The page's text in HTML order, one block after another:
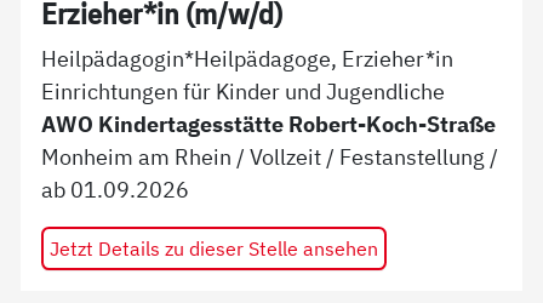
Erzieher*in (m/w/d)
Heilpädagogin*Heilpädagoge, Erzieher*in
Einrichtungen für Kinder und Jugendliche
AWO Kindertagesstätte Robert-Koch-Straße
Monheim am Rhein /Vollzeit / Festanstellung /
ab 01.09.2026
Jetzt Details zu dieser Stelle ansehen